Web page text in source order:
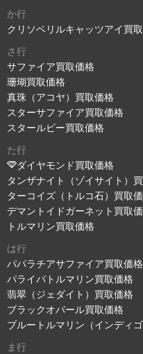
か行
クリソベリルキャッツアイ買
さ行
サファイア買取価格
珊瑚買取価格
真珠（アコヤ）買取価格
スターサファイア買取価格
スタールビー買取価格
た行
ダイヤモンド買取価格
タンザナイト（ゾイサイト）
ターコイズ（トルコ石）買取
デマントイドガーネット買取
トルマリン買取価格
は行
パパラチアサファイア買取価格
パライバトルマリン買取価格
翡翠（ジェダイト）買取価格
ブラックオパール買取価格
ブルートルマリン（インディ
ま行